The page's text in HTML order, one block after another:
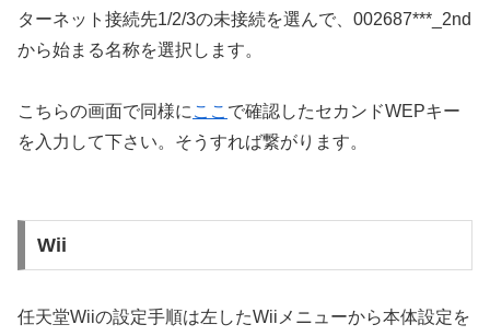
ターネット接続先1/2/3の未接続を選んで、002687***_2nd
から始まる名称を選択します。
こちらの画面で同様に ここ で確認したセカンドWEPキー
を入力して下さい。そうすれば繋がります。
Wii
任天堂Wiiの設定手順は左したWiiメニューから本体設定を